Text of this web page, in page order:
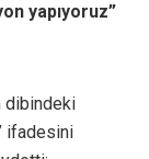
yapıyoruz”
dibindeki
ifadesini